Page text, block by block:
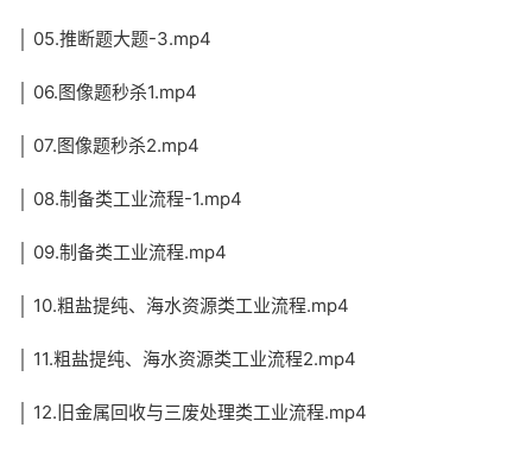
│ 05.推断题大题-3.mp4
│ 06.图像题秒杀1.mp4
│ 07.图像题秒杀2.mp4
│ 08.制备类工业流程-1.mp4
│ 09.制备类工业流程.mp4
│ 10.粗盐提纯、海水资源类工业流程.mp4
│ 11.粗盐提纯、海水资源类工业流程2.mp4
│ 12.旧金属回收与三废处理类工业流程.mp4